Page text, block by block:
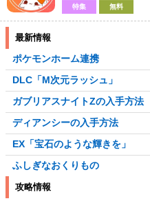
特集 無料
最新情報
ポケモンホーム連携
DLC「M次元ラッシュ」
ガブリアスナイトZの入手方法
ディアンシーの入手方法
EX「宝石のような輝きを」
ふしぎなおくりもの
攻略情報